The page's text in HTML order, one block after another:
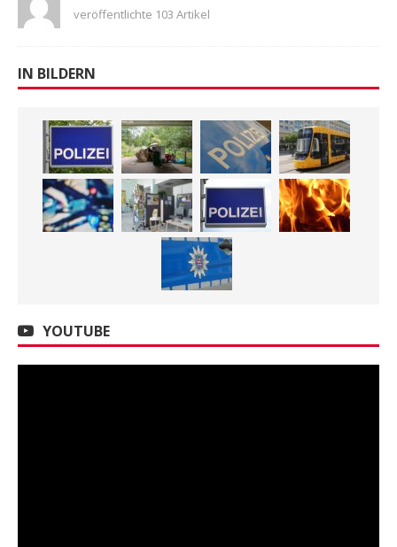
veröffentlichte 103 Artikel
IN BILDERN
YOUTUBE